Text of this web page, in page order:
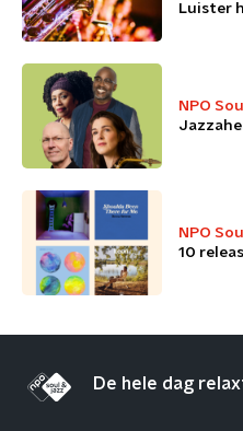
Luister
NPO
NPO
10
De hele dag